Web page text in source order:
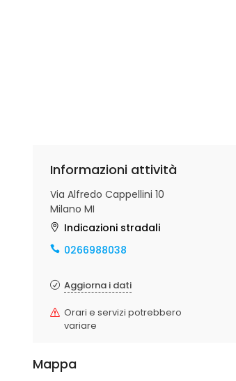
Informazioni attività
Via Alfredo Cappellini 10
Milano MI
Indicazioni stradali
0266988038
Aggiorna i dati
Orari e servizi potrebbero
variare
Mappa